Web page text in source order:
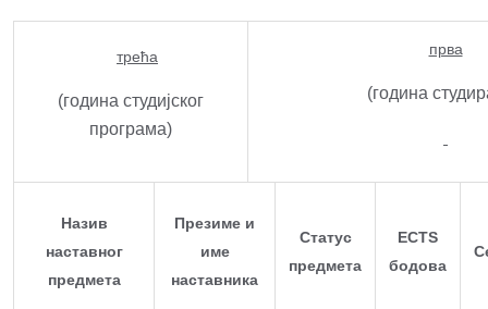
трећа
(година студијског
програма)
прва
(година
Назив
наставног
предмета
Презиме и
име
наставника
Статус
предмета
ECTS
бодова